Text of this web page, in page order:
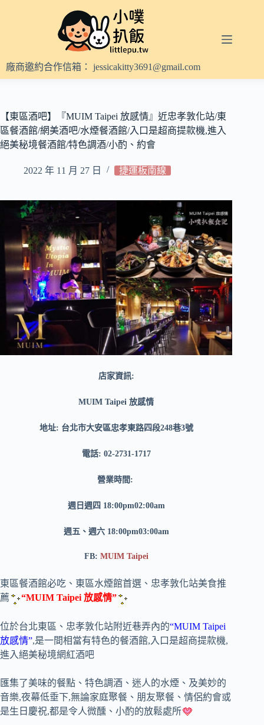
內
容
廠商邀約合作信箱： jessicakitty3691@gmail.com
【東區酒吧】『MUIM Taipei 放感情』近忠孝敦化站/東
區餐酒館/網美酒吧/水煙餐酒館/入口是超商提款機,進入
絕美秘境餐酒館/特色調酒/小酌、約會
2022 年 11 月 27 日 捷運板南線
店家資訊:
MUIM Taipei 放感情
地址: 台北市大安區忠孝東路四段248巷3號
電話: 02-2731-1717
營業時間:
週日週四 18:00pm02:00am
週五、週六 18:00pm03:00am
FB: MUIM Taipei
東區餐酒館必吃、東區水煙館首選、忠孝敦化站美食推
薦
“MUIM Taipei 放感情”
位於台北東區、忠孝敦化站附近巷弄內的“MUIM Taipei
放感情”,是一間相當有特色的餐酒館,入口是超商提款機,
進入絕美秘境網紅酒吧
匯集了美味的餐點、特色調酒、迷人的水煙、及美妙的
音樂,夜幕低垂下,無論家庭聚餐、朋友聚餐、情侶約會或
是生日慶祝,都是令人微醺、小酌的放鬆處所